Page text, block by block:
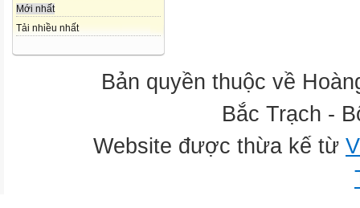
Mới nhất
Tải nhiều nhất
Bản quyền thuộc về
Bắc Trạch -
Website được thừa kế từ